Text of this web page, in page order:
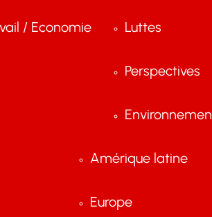
/ Economie Luttes
Perspectives
Amérique latine
Europe